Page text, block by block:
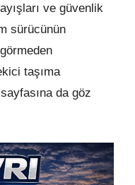
ve güvenlik
sürücünün
taşıma
sayfasına da göz